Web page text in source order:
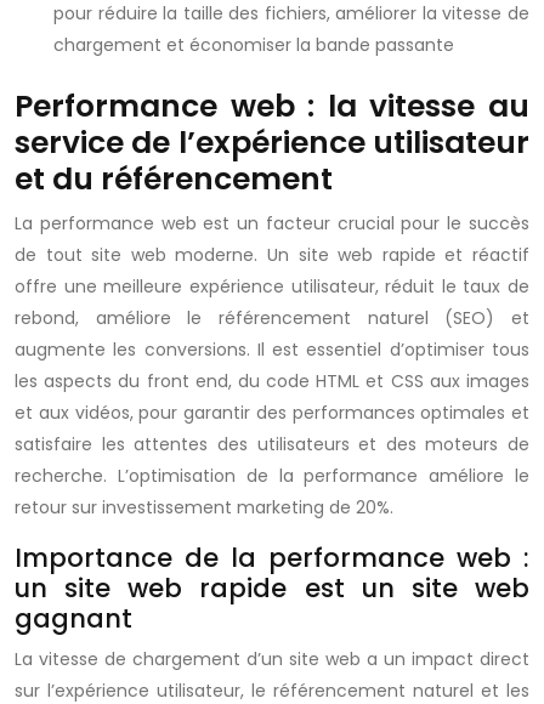
pour réduire la taille des fichiers, améliorer la vitesse de
chargement et économiser la bande passante
Performance web : la vitesse au
service de l’expérience utilisateur
et du référencement
La performance web est un facteur crucial pour le succès
de tout site web moderne. Un site web rapide et réactif
offre une meilleure expérience utilisateur, réduit le taux de
rebond, améliore le référencement naturel (SEO) et
augmente les conversions. Il est essentiel d’optimiser tous
les aspects du front end, du code HTML et CSS aux images
et aux vidéos, pour garantir des performances optimales et
satisfaire les attentes des utilisateurs et des moteurs de
recherche. L’optimisation de la performance améliore le
retour sur investissement marketing de 20%.
Importance de la performance web :
un site web rapide est un site web
gagnant
La vitesse de chargement d’un site web a un impact direct
sur l’expérience utilisateur, le référencement naturel et les